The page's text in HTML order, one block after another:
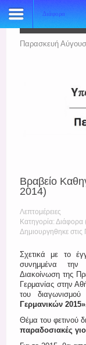
Διάφορα
Παρασκευή
Βραβείο
2014)
Λεπτομέρειες
Κατηγορία:
Δημιουργηθηκε
Σχετικά με το
συνημμένα την
Διακοίνωση της
Γερμανίας στην
του
Γερμανικών 2015»
Θέμα του φετινού
παραδοσιακές